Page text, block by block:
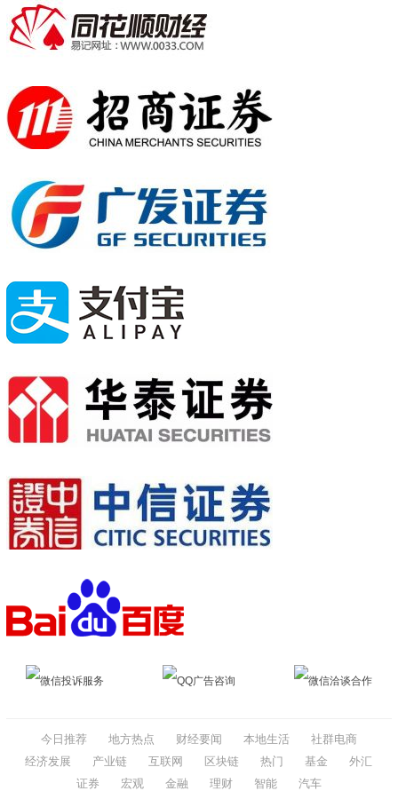
微信投诉服务 QQ广告咨询 微信洽谈合作
今日推荐 地方热点 财经要闻 本地生活
社群电商
经济发展
产业链 互联网 区块链 热门 基金
外汇
证券
宏观 金融 理财 智能 汽车